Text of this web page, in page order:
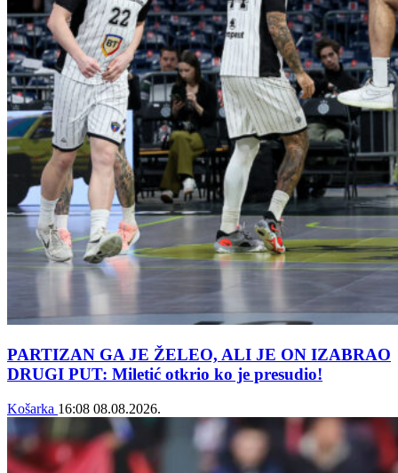
PARTIZAN GA JE ŽELEO, ALI JE ON IZABRAO
DRUGI PUT: Miletić otkrio ko je presudio!
Košarka 16:08 08.08.2026.